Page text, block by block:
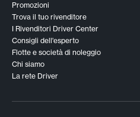
Promozioni
Trova il tuo rivenditore
I Rivenditori Driver Center
Consigli dell'esperto
Flotte e società di noleggio
Chi siamo
La rete Driver